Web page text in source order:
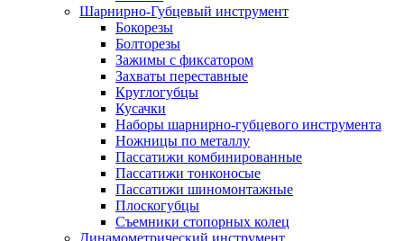
Шарнирно-Губцевый инструмент
Бокорезы
Болторезы
Зажимы с фиксатором
Захваты переставные
Круглогубцы
Кусачки
Наборы шарнирно-губцевого инструмента
Ножницы по металлу
Пассатижи комбинированные
Пассатижи тонконосые
Пассатижи шиномонтажные
Плоскогубцы
Съемники стопорных колец
Динамометрический инструмент